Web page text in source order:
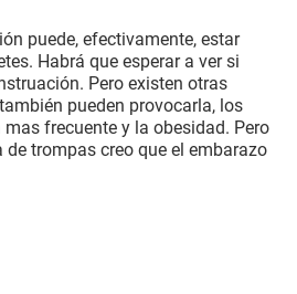
puede, efectivamente, estar
Habrá que esperar a ver si
Pero existen otras
pueden provocarla, los
frecuente y la obesidad. Pero
trompas creo que el embarazo